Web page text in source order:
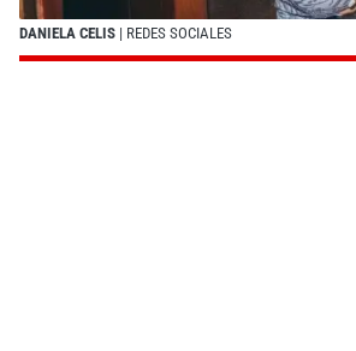
DANIELA CELIS | REDES SOCIALES